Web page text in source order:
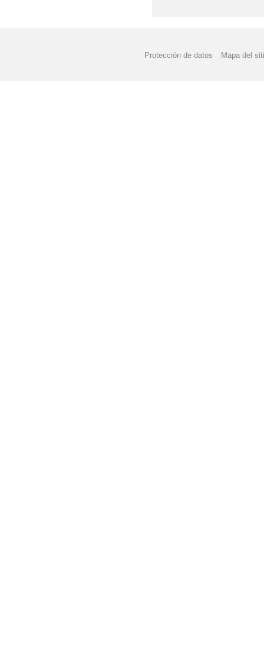
Protección de datos Mapa del